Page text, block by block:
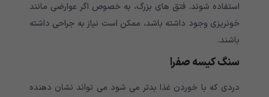
استفاده شوند. فتق های بزرگ، به خصوص اگر عوارضی مانند
خونریزی وجود داشته باشد، ممکن است نیاز به جراحی داشته
باشند.
سنگ کیسه صفرا
دردی که با خوردن غذا بدتر می شود می تواند نشان دهنده